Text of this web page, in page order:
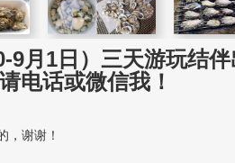
9月1日）三天游玩结
电话或微信我！
，谢谢！